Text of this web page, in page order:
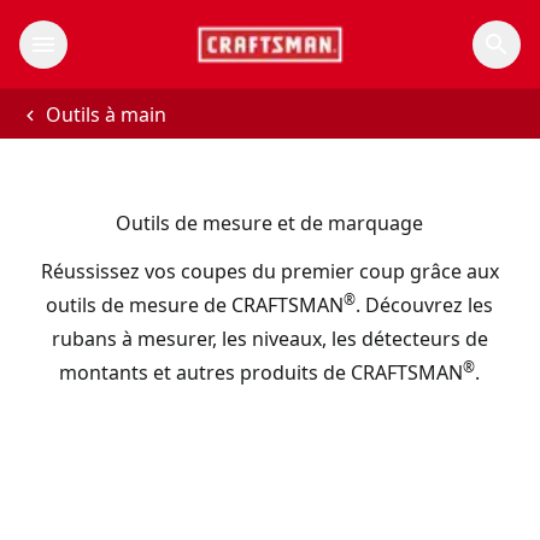
Outils à main
Outils de mesure et de marquage
Réussissez vos coupes du premier coup grâce aux
outils de mesure de CRAFTSMAN®. Découvrez les
rubans à mesurer, les niveaux, les détecteurs de
montants et autres produits de CRAFTSMAN®.